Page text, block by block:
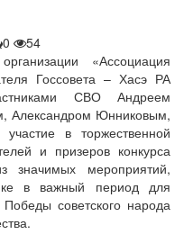
0
54
«Ассоциация
Госсовета – Хасэ РА
СВО Андреем
Александром Юнниковым,
в торжественной
и призеров конкурса
значимых мероприятий,
в важный период для
советского народа